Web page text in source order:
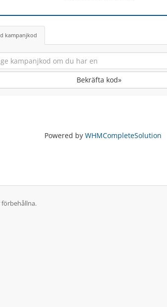
kampanjkod
Bekräfta kod»
Powered by WHMCompleteSolution